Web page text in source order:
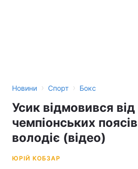
Новини › Спорт › Бокс
Усик відмовився від
чемпіонських
володіє (відео)
ЮРІЙ КОБЗАР